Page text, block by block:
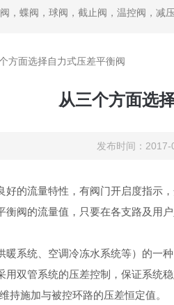
，蝶阀，球阀，截止阀，温控阀，减
方面选择自力式压差平衡阀
从三个方面选
发布时间：
好的流量特性，有阀门开启度指示
阀的流量值，只要在各支路及
暖系统、空调冷冻水系统等）的一
双管系统的压差控制，保证系统
持施加与被控环路的压差恒定值。